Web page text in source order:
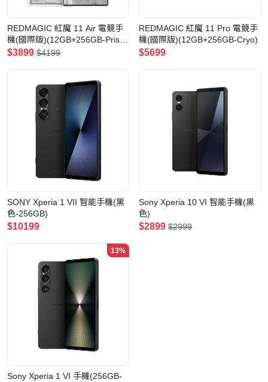
REDMAGIC 紅魔 11 Air 電競手
機(國際版)(12GB+256GB-Prism
White)
$3899 $4199
REDMAGIC 紅魔 11 Pro 電競手
機(國際版)(12GB+256GB-Cryo)
$5699
SONY Xperia 1 VII 智能手機(黑
色-256GB)
$10199
Sony Xperia 10 VI 智能手機(黑
色)
$2899 $2999
13%
Sony Xperia 1 VI 手機(256GB-